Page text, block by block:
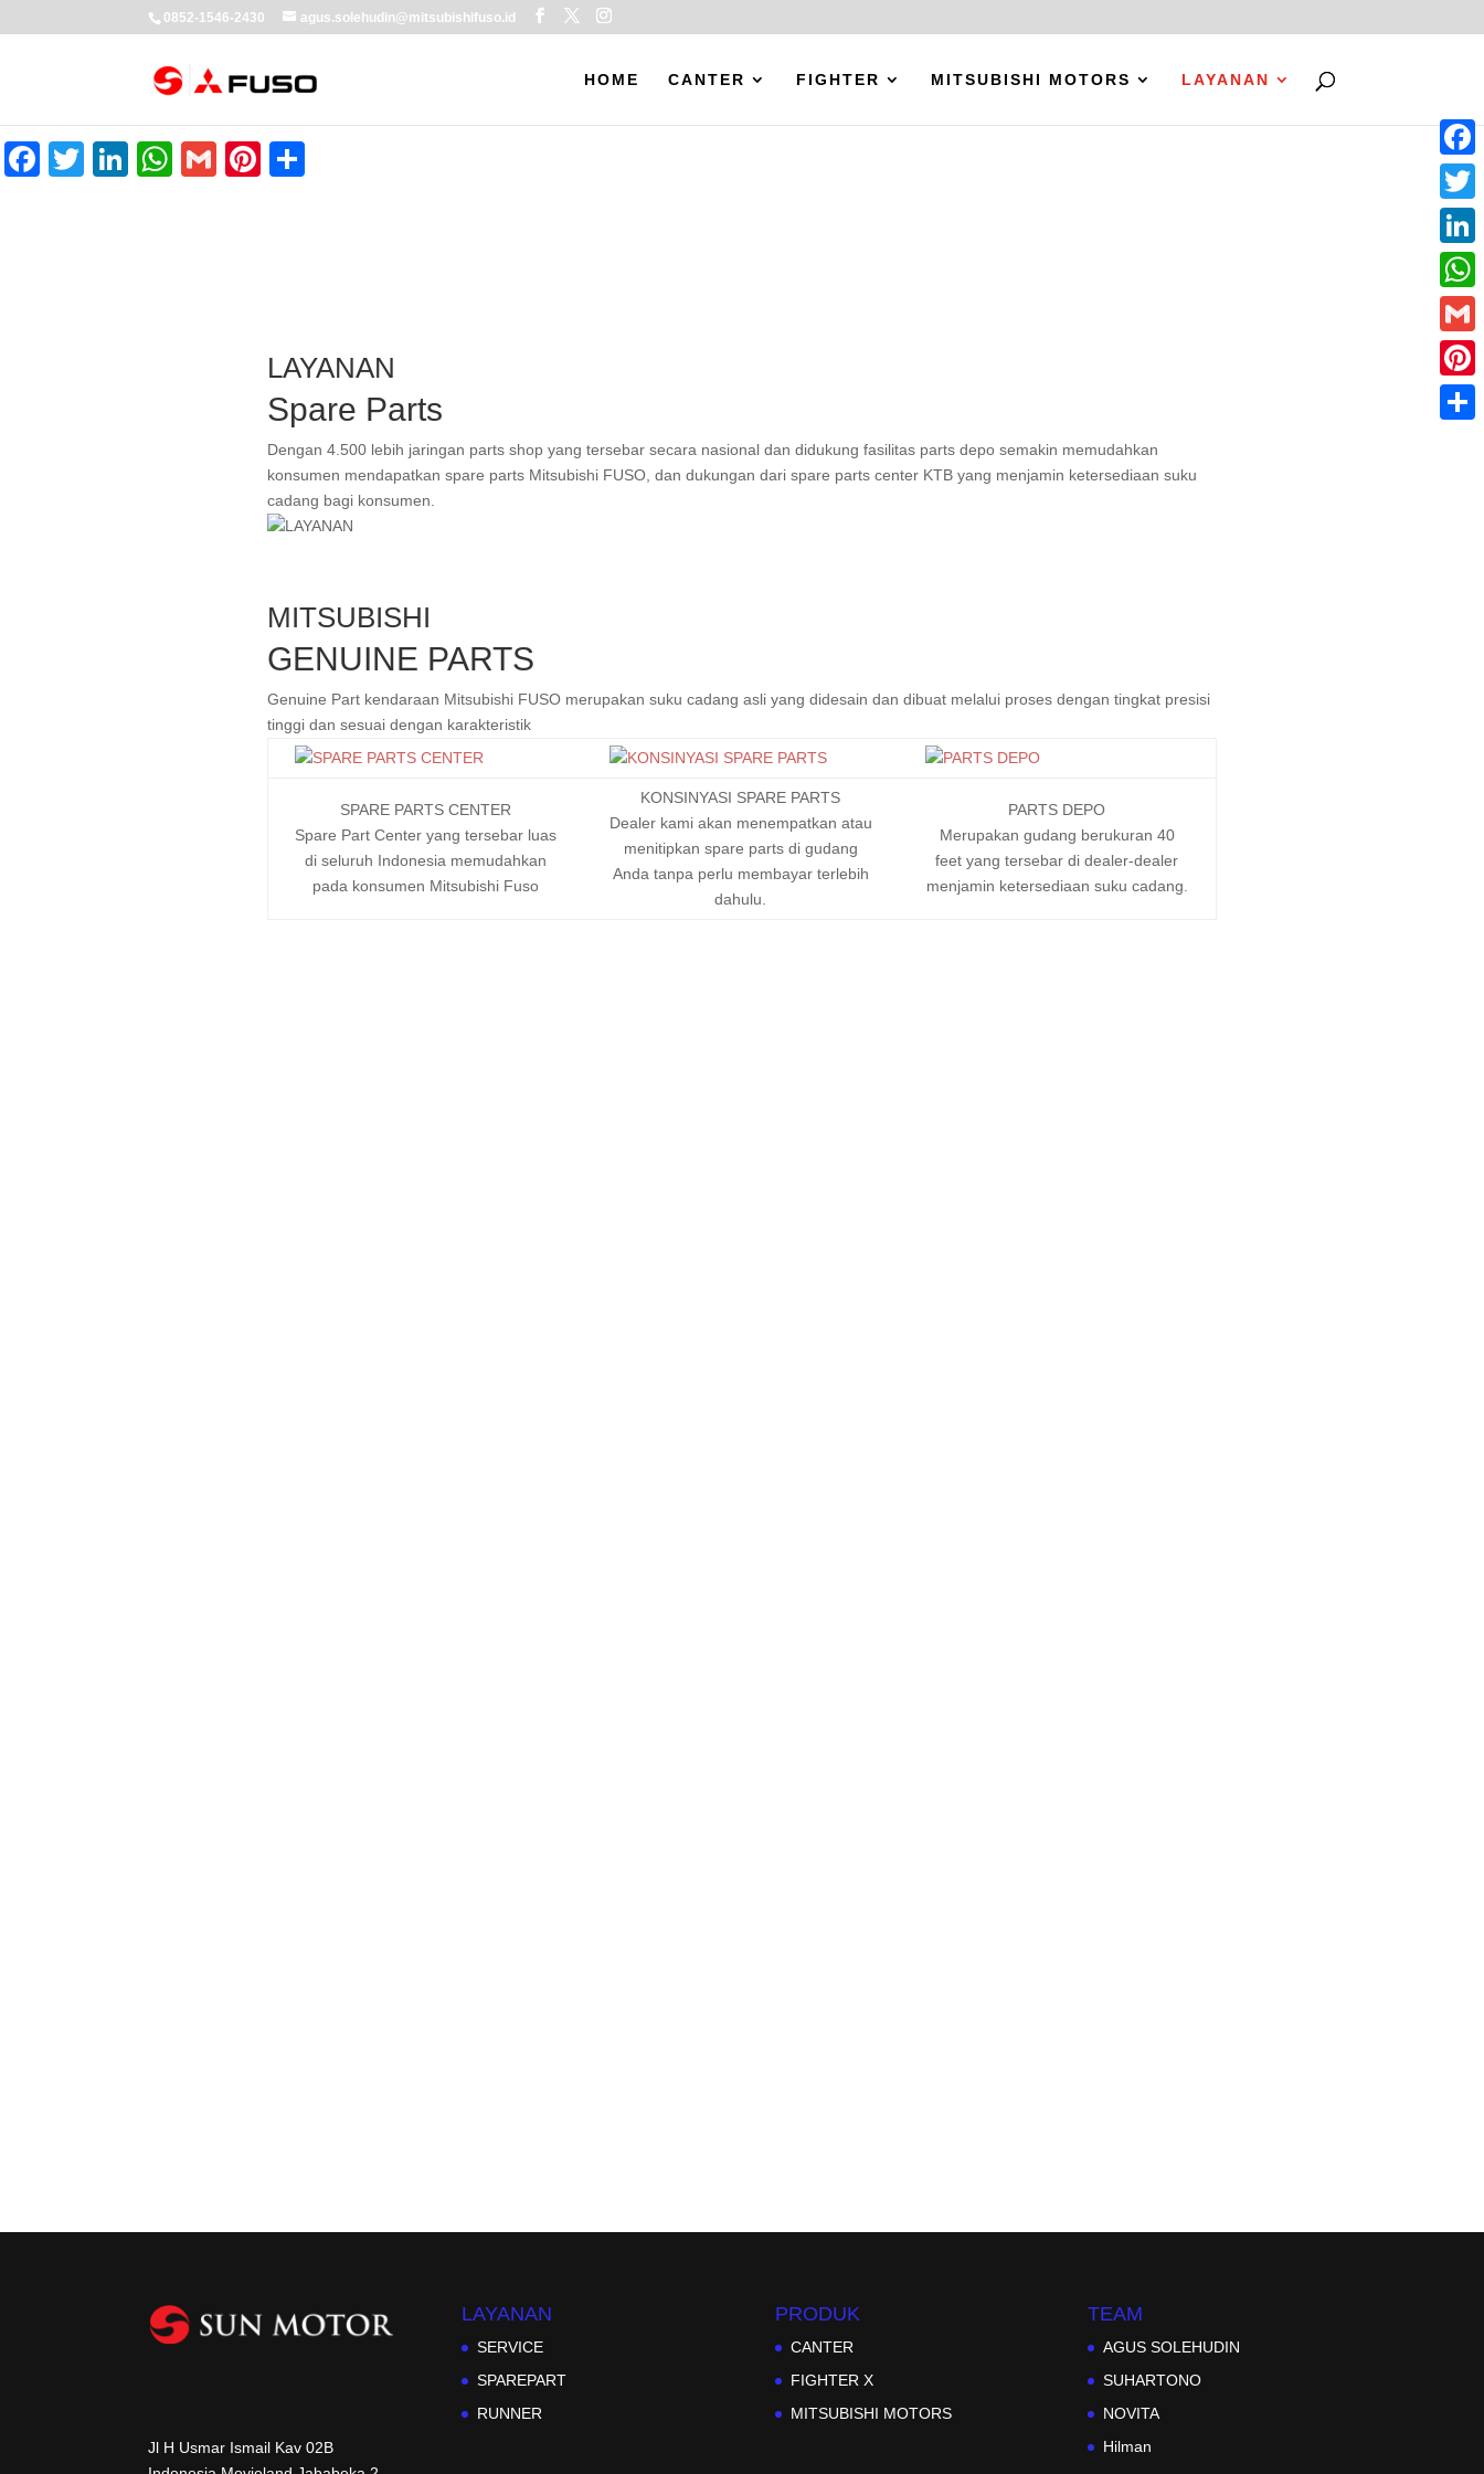
0852-1546-2430 agus.solehudin@mitsubishifuso.id
HOME CANTER FIGHTER MITSUBISHI MOTORS LAYANAN
Facebook
TwitterLinkedIn
WhatsApp
GmailPinterest
LAYANAN
Spare Parts
Dengan 4.500 lebih jaringan parts shop yang tersebar secara nasional dan didukung fasilitas parts depo semakin memudahkan
konsumen mendapatkan spare parts Mitsubishi FUSO, dan dukungan dari spare parts center KTB yang menjamin ketersediaan suku
cadang bagi konsumen.
MITSUBISHI
GENUINE PARTS
Genuine Part kendaraan Mitsubishi FUSO merupakan suku cadang asli yang didesain dan dibuat melalui proses dengan tingkat presisi
tinggi dan sesuai dengan karakteristik
SPARE PARTS CENTER
Spare Part Center yang tersebar luas
di seluruh Indonesia memudahkan
pada konsumen Mitsubishi Fuso
KONSINYASI SPARE PARTS
Dealer kami akan menempatkan atau
menitipkan spare parts di gudang
Anda tanpa perlu membayar terlebih
dahulu.
PARTS DEPO
Merupakan gudang berukuran 40
feet yang tersebar di dealer-dealer
menjamin ketersediaan suku cadang.
Jl H Usmar Ismail Kav 02B
LAYANAN
SERVICE
SPAREPART
RUNNER
PRODUK
CANTER
FIGHTER X
MITSUBISHI MOTORS
TEAM
AGUS SOLEHUDIN
SUHARTONO
NOVITA
Hilman
Gmail